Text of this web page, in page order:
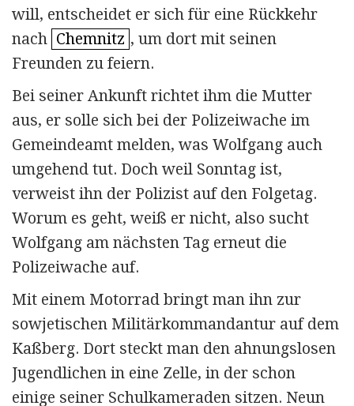
will, entscheidet er sich für eine Rückkehr
nach Chemnitz , um dort mit seinen
Freunden zu feiern.
Bei seiner Ankunft richtet ihm die Mutter
aus, er solle sich bei der Polizeiwache im
Gemeindeamt melden, was Wolfgang auch
umgehend tut. Doch weil Sonntag ist,
verweist ihn der Polizist auf den Folgetag.
Worum es geht, weiß er nicht, also sucht
Wolfgang am nächsten Tag erneut die
Polizeiwache auf.
Mit einem Motorrad bringt man ihn zur
sowje­tischen Militär­komman­dantur auf dem
Kaßberg. Dort steckt man den ahnungs­losen
Jugendlichen in eine Zelle, in der schon
einige seiner Schulkameraden sitzen. Neun